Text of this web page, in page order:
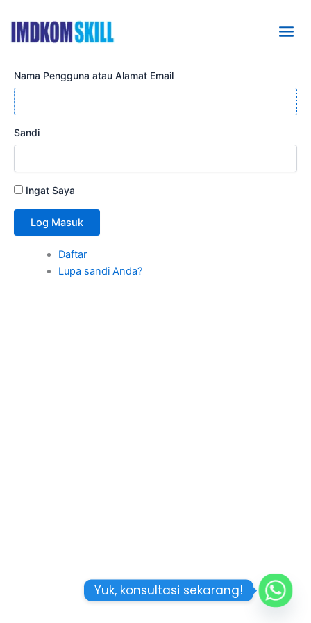
konten
Nama Pengguna atau Alamat Email
Sandi
Ingat Saya
Log Masuk
Daftar
Lupa sandi Anda?
Yuk, konsultasi sekarang!